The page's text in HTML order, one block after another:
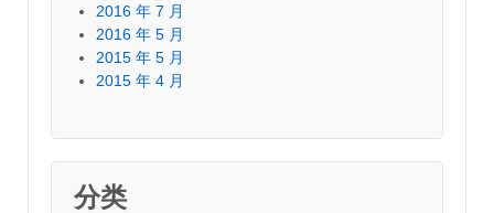
2016 年 7 月
2016 年 5 月
2015 年 5 月
2015 年 4 月
分类